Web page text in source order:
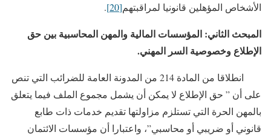
الأشخاص المؤهلين قانونيا لمراقبتهم[20]
.
المبحث الثاني: المؤسسات المالية والمهن المحاسبية بين حق
الإطلاع وخصوصية السر المهني.
انطلاقا من المادة 214 من المدونة العامة للضرائب التي تنص
على أن ” حق الإطلاع لا يمكن أن يشمل مجموع الملف فيما يتعلق
بالمهن الحرة التي تستلزم مزاولتها تقديم خدمات ذات طابع
قانوني أو ضريبي أو محاسبي”، واعتبارا أن مؤسسات الائتمان